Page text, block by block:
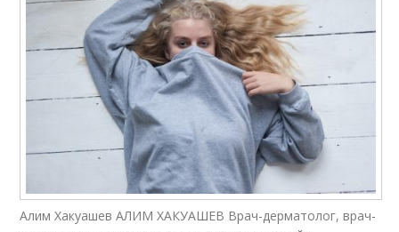
Алим Хакуашев АЛИМ ХАКУАШЕВ Врач-дерматолог, врач-